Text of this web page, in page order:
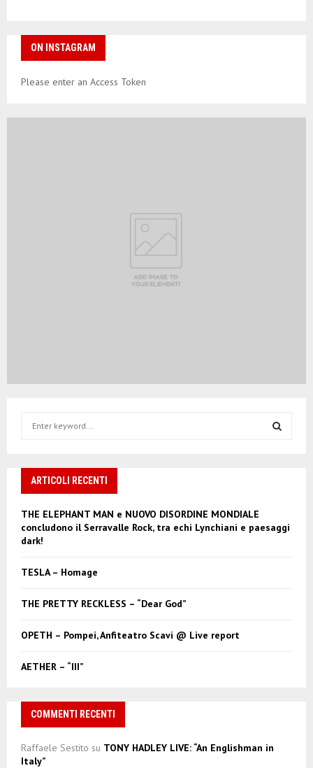
ON INSTAGRAM
Please enter an Access Token
h
o
r
ARTICOLI RECENTI
THE ELEPHANT MAN e NUOVO DISORDINE MONDIALE
concludono il Serravalle Rock, tra echi Lynchiani e paesaggi
dark!
TESLA – Homage
THE PRETTY RECKLESS – “Dear God”
OPETH – Pompei, Anfiteatro Scavi @ Live report
AETHER – “III”
COMMENTI RECENTI
Raffaele Sestito su TONY HADLEY LIVE: “An Englishman in
Italy”